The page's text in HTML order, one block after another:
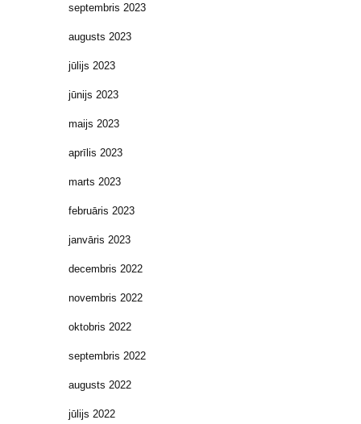
septembris 2023
augusts 2023
jūlijs 2023
jūnijs 2023
maijs 2023
aprīlis 2023
marts 2023
februāris 2023
janvāris 2023
decembris 2022
novembris 2022
oktobris 2022
septembris 2022
augusts 2022
jūlijs 2022